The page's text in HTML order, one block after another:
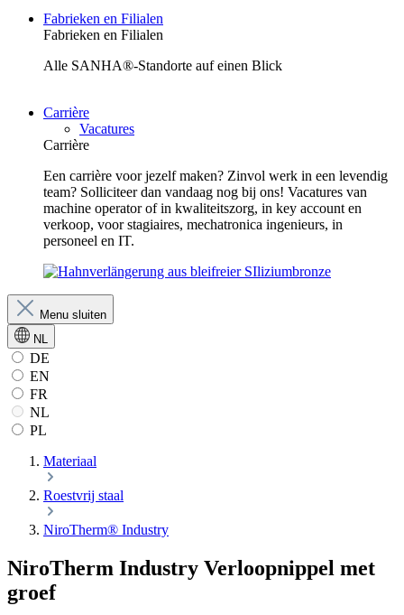
Fabrieken en Filialen
Fabrieken en Filialen
Alle SANHA®-Standorte auf einen Blick
Carrière
Vacatures
Carrière
Een carrière voor jezelf maken? Zinvol werk in een levendig
team? Solliciteer dan vandaag nog bij ons! Vacatures van
machine operator of in kwaliteitszorg, in key account en
verkoop, voor stagiaires, mechatronica ingenieurs, in
personeel en IT.
Menu sluiten
NL
DE
EN
FR
NL
PL
Materiaal
Roestvrij staal
NiroTherm® Industry
NiroTherm Industry Verloopnippel met
groef